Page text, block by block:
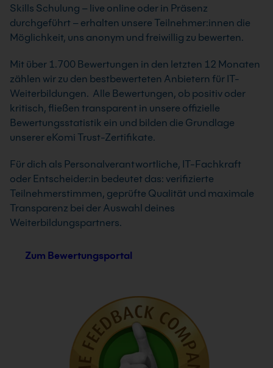
Skills Schulung – live online oder in Präsenz
durchgeführt – erhalten unsere Teilnehmer:innen die
Möglichkeit, uns anonym und freiwillig zu bewerten.
Mit über 1.700 Bewertungen in den letzten 12 Monaten
zählen wir zu den bestbewerteten Anbietern für IT-
Weiterbildungen. Alle Bewertungen, ob positiv oder
kritisch, fließen transparent in unsere offizielle
Bewertungsstatistik ein und bilden die Grundlage
unserer eKomi Trust-Zertifikate.
Für dich als Personalverantwortliche, IT-Fachkraft
oder Entscheider:in bedeutet das: verifizierte
Teilnehmerstimmen, geprüfte Qualität und maximale
Transparenz bei der Auswahl deines
Weiterbildungspartners.
Zum Bewertungsportal